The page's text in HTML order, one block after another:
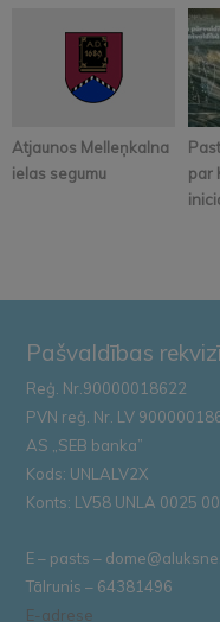
Atjaunos Melleņkalna
ielas segumu
par
Pašvaldības
Reģ. Nr.90000018622
PVN reģ. Nr. LV
AS „SEB banka”
Kods: UNLALV2X
Konts: LV58 UNLA 0025
E – pasts –
Tālrunis – 64381496
E-adrese